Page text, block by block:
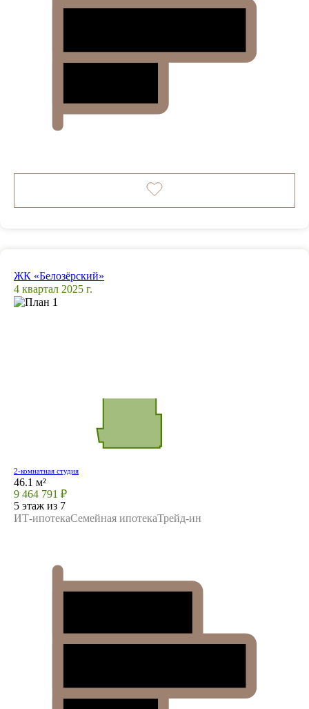
ЖК «Белозёрский»
4 квартал 2025 г.
2-комнатная студия
46.1 м²
9 464 791 ₽
5 этаж из 7
ИТ-ипотекаСемейная ипотекаТрейд-ин